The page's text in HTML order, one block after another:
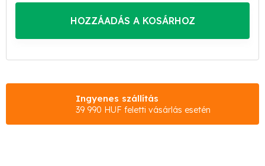
HOZZÁADÁS A KOSÁRHOZ
Ingyenes szállítás
39 990 HUF feletti vásárlás esetén